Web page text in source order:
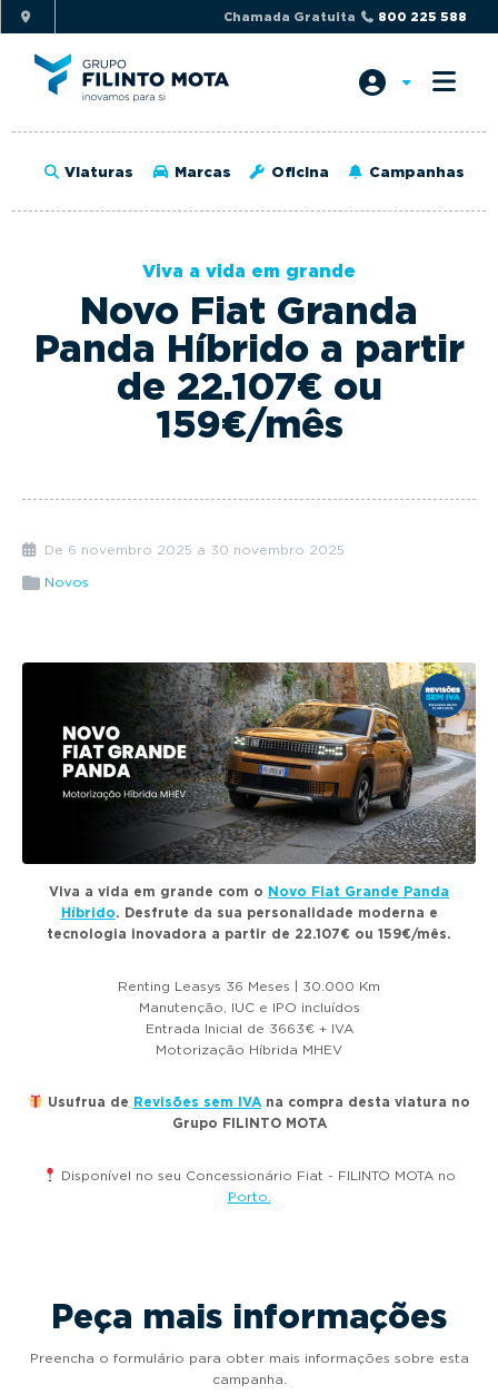
i
p
t
o
r
r
y
g
i
i
p
t
o
a
o
n
Chamada Gratuita 800 225 588
Viaturas Marcas Oficina Campanhas
Novo Fiat Granda
Panda Híbrido a partir
de 22.107€ ou
159€/mês
Viva a vida em grande
De 6 novembro 2025 a 30 novembro 2025
Novos
Viva a vida em grande com o Novo Fiat Grande Panda
Híbrido. Desfrute da sua personalidade moderna e
tecnologia inovadora a partir de 22.107€ ou 159€/mês.
Renting Leasys 36 Meses | 30.000 Km
Manutenção, IUC e IPO incluídos
Entrada Inicial de 3663€ + IVA
Motorização Híbrida MHEV
Usufrua de Revisões sem IVAna compra desta viatura no
Grupo FILINTO MOTA
Disponível no seu Concessionário Fiat - FILINTO MOTA no
Porto.
Peça mais informações
Preencha o formulário para obter mais informações sobre esta
campanha.